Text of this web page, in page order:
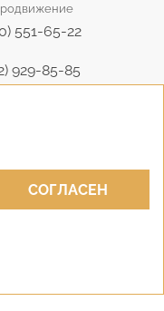
СОГЛАСЕН
551-65-22
929-85-85
824-31-10
c@mail.ru